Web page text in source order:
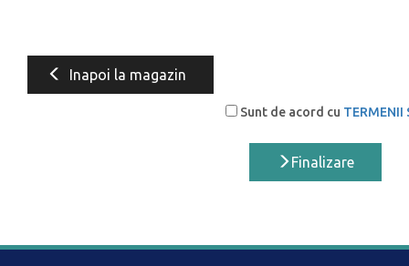
Inapoi la magazin
Sunt de acord cu TERMENII
Finalizare